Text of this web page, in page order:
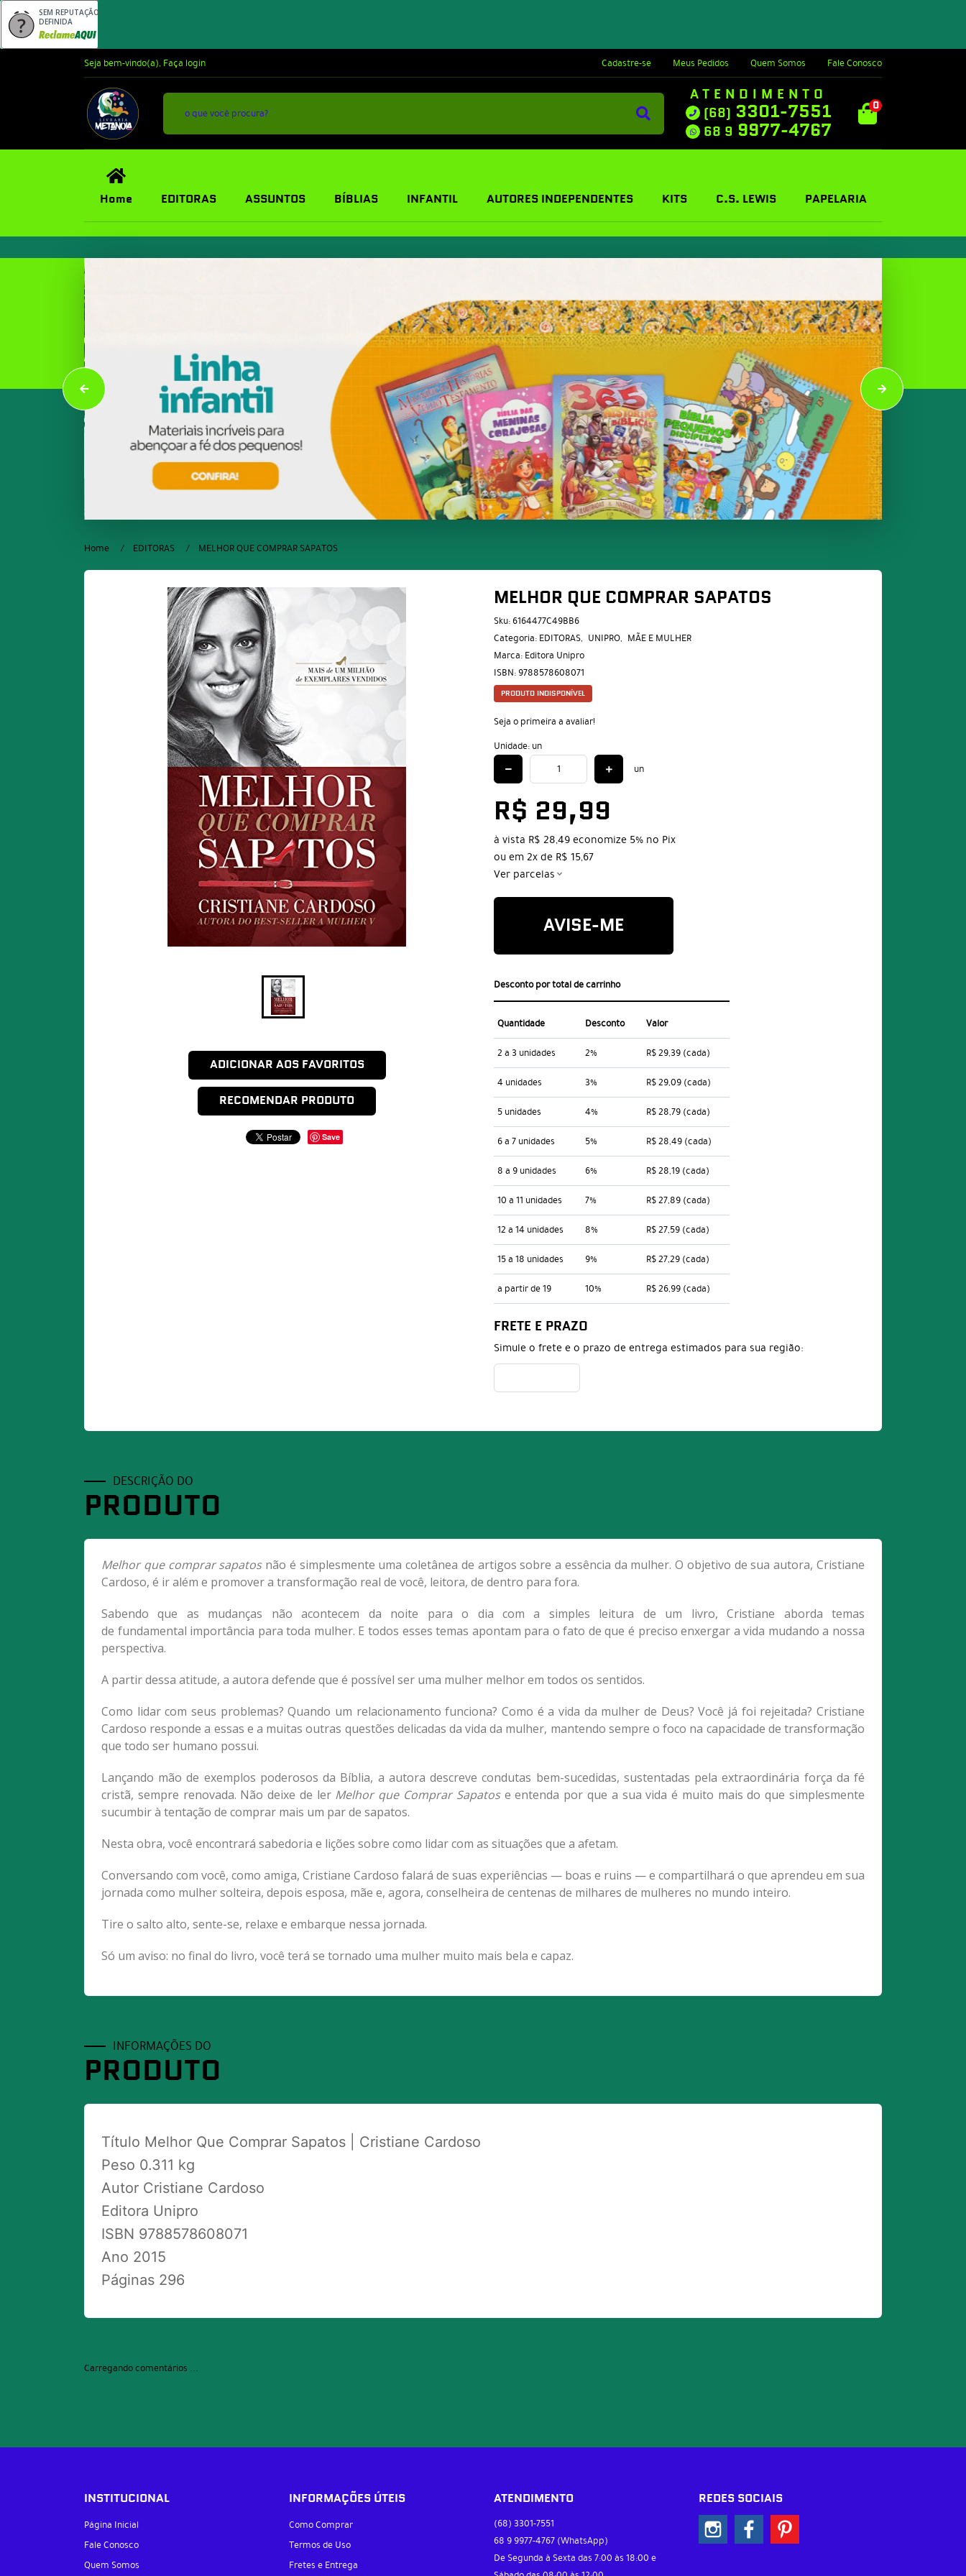
SEM REPUTAÇÃO
DEFINIDA
Seja bem-vindo(a), Faça login Cadastre-se Meus Pedidos Quem Somos Fale Conosco
ATENDIMENTO
(68) 3301-7551
68 9 9977-4767
0
Home EDITORAS ASSUNTOS BÍBLIAS INFANTIL AUTORES INDEPENDENTES KITS C.S. LEWIS PAPELARIA
Home EDITORAS MELHOR QUE COMPRAR SAPATOS
ADICIONAR AOS FAVORITOS
RECOMENDAR PRODUTO
Save
MELHOR QUE COMPRAR SAPATOS
Sku: 6164477C49BB6
Categoria: EDITORAS UNIPRO MÃE E MULHER
Marca: Editora Unipro
ISBN: 9788578608071
PRODUTO INDISPONÍVEL
Seja o primeira a avaliar!
Unidade: un
un
R$ 29,99
à vista R$ 28,49economize 5% no Pix
ou em2xde R$ 15,67
Ver parcelas
AVISE-ME
Desconto por total de carrinho
Quantidade Desconto Valor
2 a 3 unidades 2% R$ 29,39 (cada)
4 unidades 3% R$ 29,09 (cada)
5 unidades 4% R$ 28,79 (cada)
6 a 7 unidades 5% R$ 28,49 (cada)
8 a 9 unidades 6% R$ 28,19 (cada)
10 a 11 unidades 7% R$ 27,89 (cada)
12 a 14 unidades 8% R$ 27,59 (cada)
15 a 18 unidades 9% R$ 27,29 (cada)
a partir de 19 10% R$ 26,99 (cada)
FRETE E PRAZO
Simule o frete e o prazo de entrega estimados para sua região:
DESCRIÇÃO DO
PRODUTO
Melhor que comprar sapatosnão é simplesmente uma coletânea de artigos sobre a essência da mulher. O objetivo de sua autora, Cristiane
Cardoso, é ir além e promover a transformação real de você, leitora, de dentro para fora.
Sabendo que as mudanças não acontecem da noite para o dia com a simples leitura de um livro, Cristiane aborda temas
de fundamental importância para toda mulher. E todos esses temas apontam para o fato de que é preciso enxergar a vida mudando a nossa
perspectiva.
A partir dessa atitude, a autora defende que é possível ser uma mulher melhor em todos os sentidos.
Como lidar com seus problemas? Quando um relacionamento funciona? Como é a vida da mulher de Deus? Você já foi rejeitada? Cristiane
Cardoso responde a essas e a muitas outras questões delicadas da vida da mulher, mantendo sempre o foco na capacidade de transformação
que todo ser humano possui.
Lançando mão de exemplos poderosos da Bíblia, a autora descreve condutas bem-sucedidas, sustentadas pela extraordinária força da fé
cristã, sempre renovada. Não deixe de ler Melhor que Comprar Sapatose entenda por que a sua vida é muito mais do que simplesmente
sucumbir à tentação de comprar mais um par de sapatos.
Nesta obra, você encontrará sabedoria e lições sobre como lidar com as situações que a afetam.
Conversando com você, como amiga, Cristiane Cardoso falará de suas experiências — boas e ruins — e compartilhará o que aprendeu em sua
jornada como mulher solteira, depois esposa, mãe e, agora, conselheira de centenas de milhares de mulheres no mundo inteiro.
Tire o salto alto, sente-se, relaxe e embarque nessa jornada.
Só um aviso: no final do livro, você terá se tornado uma mulher muito mais bela e capaz.
INFORMAÇÕES DO
PRODUTO
Título Melhor Que Comprar Sapatos | Cristiane Cardoso
Peso 0.311 kg
Autor Cristiane Cardoso
Editora Unipro
ISBN 9788578608071
Ano 2015
Páginas 296
Carregando comentários ...
INSTITUCIONAL
Página Inicial
Fale Conosco
Quem Somos
INFORMAÇÕES ÚTEIS
Como Comprar
Termos de Uso
Fretes e Entrega
ATENDIMENTO
(68) 3301-7551
68 9 9977-4767 (WhatsApp)
De Segunda à Sexta das 7:00 às 18:00 e
REDES SOCIAIS